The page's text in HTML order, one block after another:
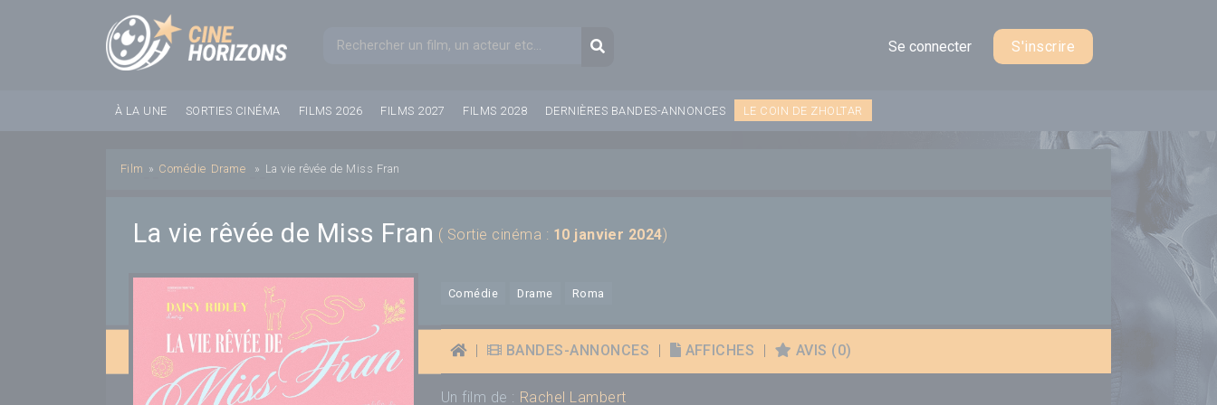
Formulaire de rechercheRecherche
Se connecter S'inscrire
À LA UNE SORTIES CINÉMA FILMS 2026 FILMS 2027 FILMS 2028 DERNIÈRES BANDES-ANNONCES LE COIN DE ZHOLTAR
Film » Comédie Drame » La vie rêvée de Miss Fran
La vie rêvée de Miss Fran ( Sortie cinéma : 10 janvier 2024)
Comédie Drame Roma
BANDES-ANNONCES AFFICHES AVIS (0)
Un film de : Rachel Lambert
Panneau de gestion des cookies